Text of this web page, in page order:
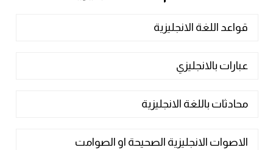
قواعد اللغة الانجليزية
عبارات بالانجليزي
محادثات باللغة الانجليزية
الاصوات الانجليزية الصحيحة او الصوامت